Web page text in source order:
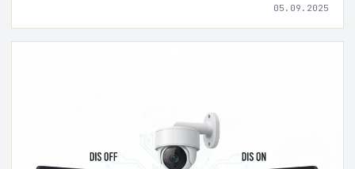
05.09.2025